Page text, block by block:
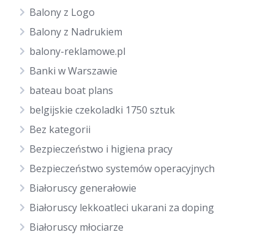
Balony z Logo
Balony z Nadrukiem
balony-reklamowe.pl
Banki w Warszawie
bateau boat plans
belgijskie czekoladki 1750 sztuk
Bez kategorii
Bezpieczeństwo i higiena pracy
Bezpieczeństwo systemów operacyjnych
Białoruscy generałowie
Białoruscy lekkoatleci ukarani za doping
Białoruscy młociarze